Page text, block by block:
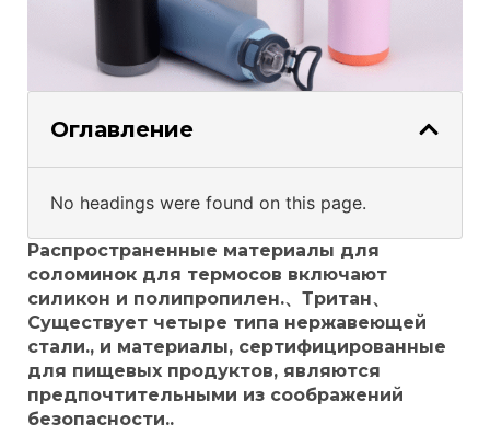
Оглавление
No headings were found on this page.
Распространенные материалы для
соломинок для термосов включают
силикон и полипропилен.、Тритан、
Существует четыре типа нержавеющей
стали., и материалы, сертифицированные
для пищевых продуктов, являются
предпочтительными из соображений
безопасности..